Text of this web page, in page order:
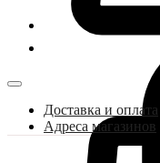
Доставка и оплата
Адреса магазинов